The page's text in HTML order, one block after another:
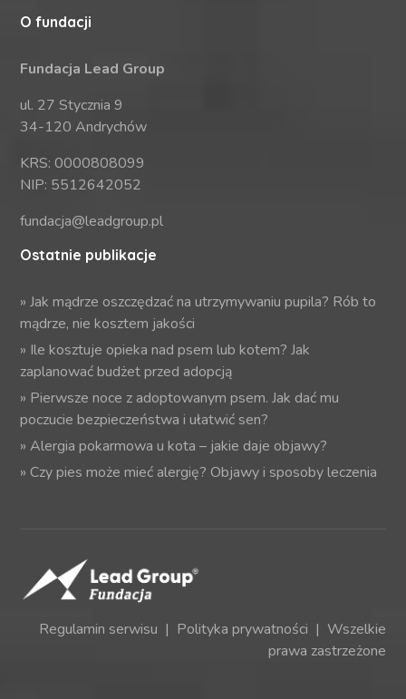
O fundacji
Fundacja Lead Group
ul. 27 Stycznia 9
34-120 Andrychów
KRS: 0000808099
NIP: 5512642052
fundacja@leadgroup.pl
Ostatnie publikacje
»Jak mądrze oszczędzać na utrzymywaniu pupila? Rób to
mądrze, nie kosztem jakości
» Ile kosztuje opieka nad psem lub kotem? Jak
zaplanować budżet przed adopcją
» Pierwsze noce z adoptowanym psem. Jak dać mu
poczucie bezpieczeństwa i ułatwić sen?
»Alergia pokarmowa u kota – jakie daje objawy?
»Czy pies może mieć alergię? Objawy i sposoby leczenia
Regulamin serwisu | Polityka prywatności | Wszelkie
prawa zastrzeżone